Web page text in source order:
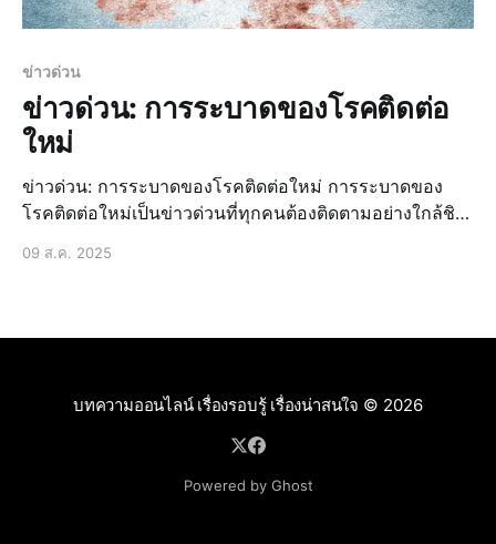
ข่าวด่วน
ข่าวด่วน: การระบาดของโรคติดต่อ
ใหม่
ข่าวด่วน: การระบาดของโรคติดต่อใหม่ การระบาดของ
โรคติดต่อใหม่เป็นข่าวด่วนที่ทุกคนต้องติดตามอย่างใกล้ชิด
09 ส.ค. 2025
บทความออนไลน์ เรื่องรอบรู้ เรื่องน่าสนใจ © 2026
Powered by Ghost